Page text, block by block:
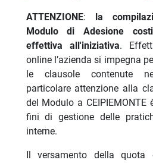
ATTENZIONE:
la
Modulo di Adesione
effettiva all'iniziativa.
online l’azienda si impegna
le clausole contenute
particolare attenzione alla
del Modulo a CEIPIEMONTE
fini di gestione delle
interne.
Il versamento della quota